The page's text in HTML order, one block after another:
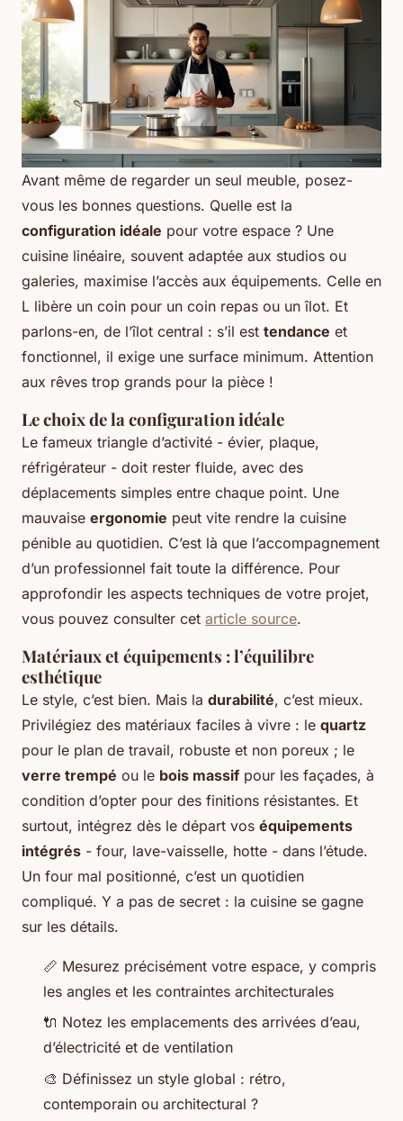
Avant même de regarder un seul meuble, posez-
vous les bonnes questions. Quelle est la
configuration idéale pour votre espace ? Une
cuisine linéaire, souvent adaptée aux studios ou
galeries, maximise l’accès aux équipements. Celle en
L libère un coin pour un coin repas ou un îlot. Et
parlons-en, de l’îlot central : s’il est tendance et
fonctionnel, il exige une surface minimum. Attention
aux rêves trop grands pour la pièce !
Le choix de la configuration idéale
Le fameux triangle d’activité - évier, plaque,
réfrigérateur - doit rester fluide, avec des
déplacements simples entre chaque point. Une
mauvaise ergonomie peut vite rendre la cuisine
pénible au quotidien. C’est là que l’accompagnement
d’un professionnel fait toute la différence. Pour
approfondir les aspects techniques de votre projet,
vous pouvez consulter cet article source.
Matériaux et équipements : l’équilibre
esthétique
Le style, c’est bien. Mais la durabilité, c’est mieux.
Privilégiez des matériaux faciles à vivre : le quartz
pour le plan de travail, robuste et non poreux ; le
verre trempé ou le bois massif pour les façades, à
condition d’opter pour des finitions résistantes. Et
surtout, intégrez dès le départ vos équipements
intégrés - four, lave-vaisselle, hotte - dans l’étude.
Un four mal positionné, c’est un quotidien
compliqué. Y a pas de secret : la cuisine se gagne
sur les détails.
📏 Mesurez précisément votre espace, y compris
les angles et les contraintes architecturales
🔌 Notez les emplacements des arrivées d’eau,
d’électricité et de ventilation
🎨 Définissez un style global : rétro,
contemporain ou architectural ?